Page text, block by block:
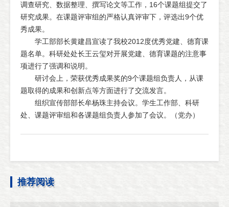
调查研究、数据整理、撰写论文等工作，16个课题组提交了
研究成果。在课题评审组的严格认真评审下，评选出9个优
秀成果。
学工部部长黄建昌宣读了我校2012度优秀党建、德育课
题名单。科研处处长王云玺对开展党建、德育课题的注意事
项进行了强调和说明。
研讨会上，荣获优秀成果奖的9个课题组负责人，从课
题取得的成果和创新点等方面进行了交流发言。
组织宣传部部长牟杨珠主持会议。学生工作部、科研
处、课题评审组和各课题组负责人参加了会议。（党办）
推荐阅读